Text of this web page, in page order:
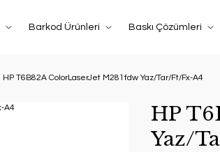
Barkod Ürünleri Baskı Çözümleri
HP T6B82A ColorLaserJet M281fdw Yaz/Tar/Ft/Fx-A4
HP
Yaz/